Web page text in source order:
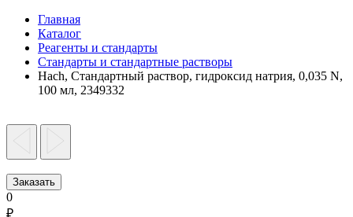
Главная
Каталог
Реагенты и стандарты
Стандарты и стандартные растворы
Hach, Стандартный раствор, гидроксид натрия, 0,035 N,
100 мл, 2349332
Заказать
0
₽